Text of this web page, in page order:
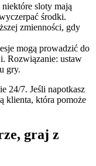
sloty mają
środki.
zmienności, gdy
mogą prowadzić do
Rozwiązanie: ustaw
gry.
24/7. Jeśli napotkasz
klienta, która pomoże
graj z